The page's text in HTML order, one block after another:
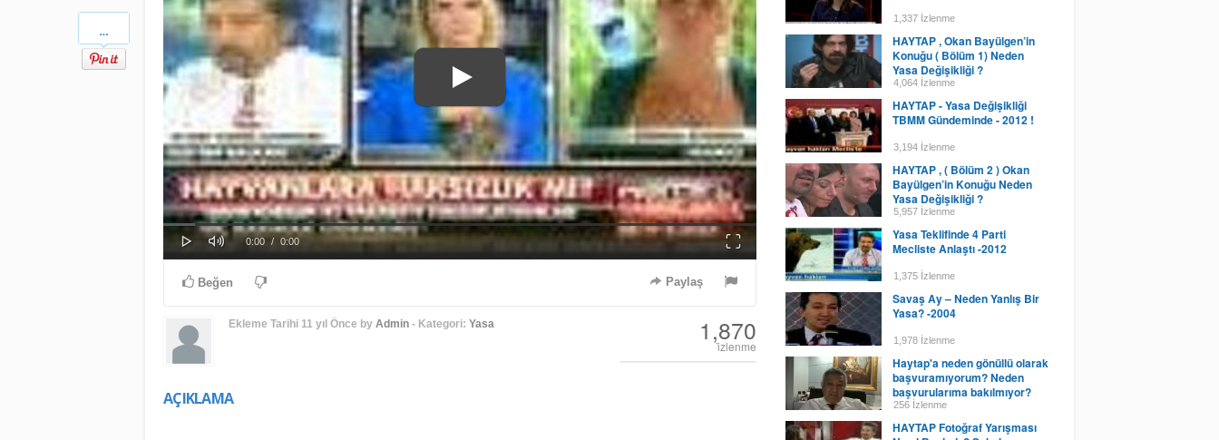
Pinterest
Play Mute
Current
0:00 / Duration
0:00
Fullscreen
Beğen Paylaş
Ekleme Tarihi 11 yıl Önce by Admin- Kategori: Yasa 1,870
i̇zlenme
AÇIKLAMA
1,337 İzlenme
HAYTAP , Okan Bayülgen’in
Konuğu ( Bölüm 1) Neden
Yasa Değişikliği ?
4,064 İzlenme
HAYTAP - Yasa Değişikliği
TBMM Gündeminde - 2012 !
3,194 İzlenme
HAYTAP , ( Bölüm 2 ) Okan
Bayülgen’in Konuğu Neden
Yasa Değişikliği ?
5,957 İzlenme
Yasa Teklifinde 4 Parti
Mecliste Anlaştı -2012
1,375 İzlenme
Savaş Ay – Neden Yanlış Bir
Yasa? -2004
1,978 İzlenme
Haytap'a neden gönüllü olarak
başvuramıyorum? Neden
başvurularıma bakılmıyor?
Size ulaşamıyorum
256 İzlenme
HAYTAP Fotoğraf Yarışması